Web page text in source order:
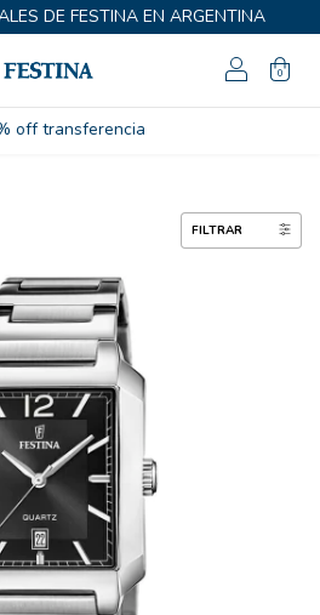
DE FESTINA EN ARGENTINA
0
de garantía
FILTRAR